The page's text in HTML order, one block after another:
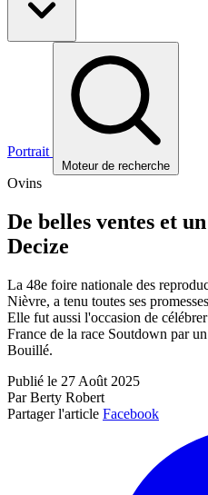
Portrait
Moteur de recherche
Ovins
De belles ventes et
Decize
La 48e foire nationale des
Nièvre, a tenu toutes ses
Elle fut aussi l'occasion de
France de la race Soutdown par
Bouillé.
Publié le 27 Août 2025
Par Berty Robert
Partager l'article Facebook